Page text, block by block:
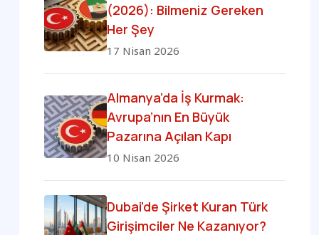
(2026): Bilmeniz Gereken
Her Şey
17 Nisan 2026
Almanya’da İş Kurmak:
Avrupa’nın En Büyük
Pazarına Açılan Kapı
10 Nisan 2026
Dubai’de Şirket Kuran Türk
Girişimciler Ne Kazanıyor?